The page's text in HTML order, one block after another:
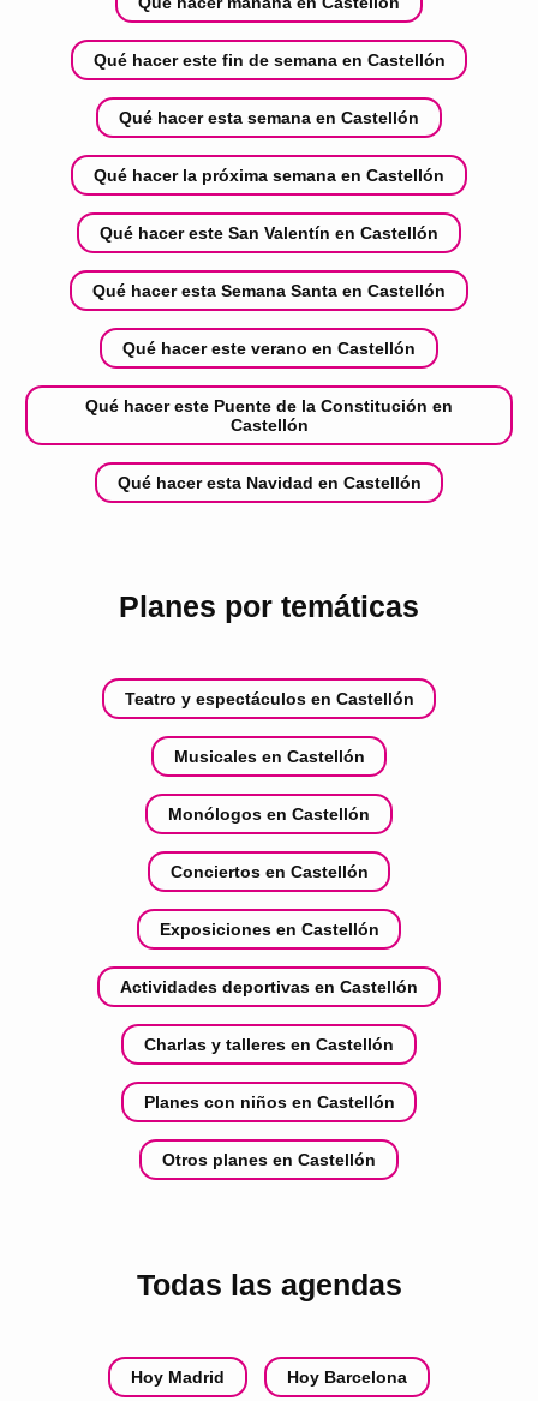
Qué hacer este fin de semana en Castellón
Qué hacer esta semana en Castellón
Qué hacer la próxima semana en Castellón
Qué hacer este San Valentín en Castellón
Qué hacer esta Semana Santa en Castellón
Qué hacer este verano en Castellón
Qué hacer este Puente de la Constitución en
Castellón
Qué hacer esta Navidad en Castellón
Planes por temáticas
Teatro y espectáculos en Castellón
Musicales en Castellón
Monólogos en Castellón
Conciertos en Castellón
Exposiciones en Castellón
Actividades deportivas en Castellón
Charlas y talleres en Castellón
Planes con niños en Castellón
Otros planes en Castellón
Todas las agendas
Hoy Madrid Hoy Barcelona